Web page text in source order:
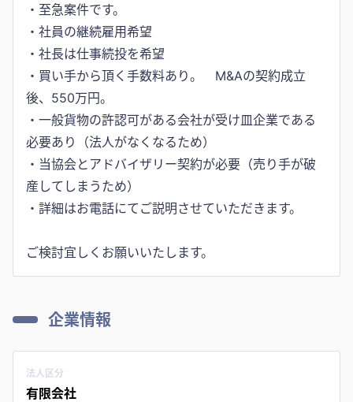
・至急案件です。
・社員の継続雇用希望
・社長は仕事続投を希望
・買い手から頂く手数料あり。 M&Aの契約成立
後、550万円。
・一般貨物の許認可がある会社が受け皿企業である
必要あり（法人がなくなるため）
・当協会とアドバイザリー契約が必要（売り手が破
産してしまうため）
・詳細はお電話にてご説明させていただきます。
ご検討宜しくお願いいたします。
企業情報
法人区分
有限会社